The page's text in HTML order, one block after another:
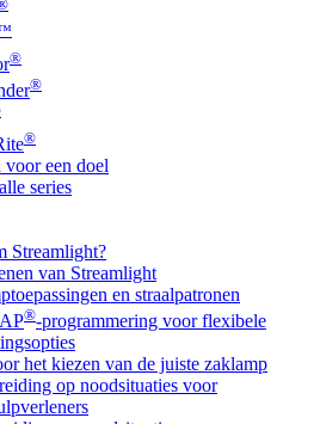
®
®
®
een doel
series
Streamlight?
van Streamlight
en straalpatronen
®-programmering voor flexibele
het kiezen van de juiste zaklamp
op noodsituaties voor